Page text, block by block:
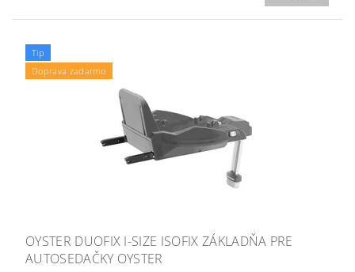
Tip
Doprava zadarmo
OYSTER DUOFIX I-SIZE ISOFIX ZÁKLADŇA PRE
AUTOSEDAČKY OYSTER